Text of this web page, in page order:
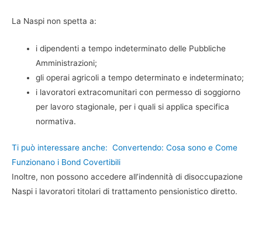
La Naspi non spetta a:
i dipendenti a tempo indeterminato delle Pubbliche
Amministrazioni;
gli operai agricoli a tempo determinato e indeterminato;
i lavoratori extracomunitari con permesso di soggiorno
per lavoro stagionale, per i quali si applica specifica
normativa.
Ti può interessare anche: Convertendo: Cosa sono e Come
Funzionano i Bond Covertibili
Inoltre, non possono accedere all’indennità di disoccupazione
Naspi i lavoratori titolari di trattamento pensionistico diretto.